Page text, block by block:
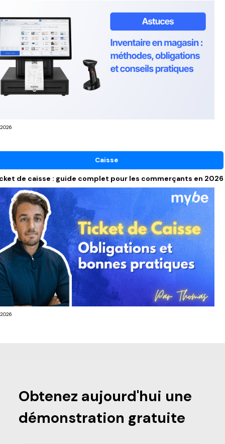
Caisse
de caisse : guide complet pour les commerçants en 2026
Obtenez aujourd'hui une
démonstration gratuite